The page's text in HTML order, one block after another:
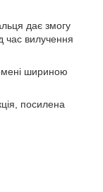
дає змогу
час вилучення
шириною
посилена